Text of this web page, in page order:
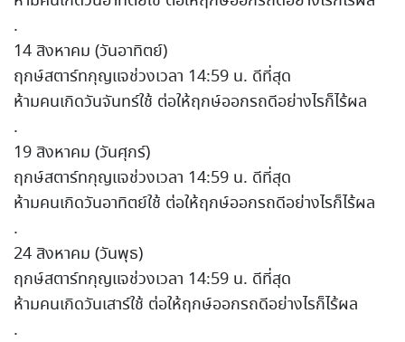
.
14 สิงหาคม (วันอาทิตย์)
ฤกษ์สตาร์ทกุญแจช่วงเวลา 14:59 น. ดีที่สุด
ห้ามคนเกิดวันจันทร์ใช้ ต่อให้ฤกษ์ออกรถดีอย่างไรก็ไร้ผล
.
19 สิงหาคม (วันศุกร์)
ฤกษ์สตาร์ทกุญแจช่วงเวลา 14:59 น. ดีที่สุด
ห้ามคนเกิดวันอาทิตย์ใช้ ต่อให้ฤกษ์ออกรถดีอย่างไรก็ไร้ผล
.
24 สิงหาคม (วันพุธ)
ฤกษ์สตาร์ทกุญแจช่วงเวลา 14:59 น. ดีที่สุด
ห้ามคนเกิดวันเสาร์ใช้ ต่อให้ฤกษ์ออกรถดีอย่างไรก็ไร้ผล
.